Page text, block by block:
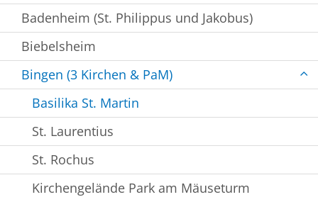
Badenheim (St. Philippus und Jakobus)
Biebelsheim
Bingen (3 Kirchen & PaM)
Basilika St. Martin
St. Laurentius
St. Rochus
Kirchengelände Park am Mäuseturm